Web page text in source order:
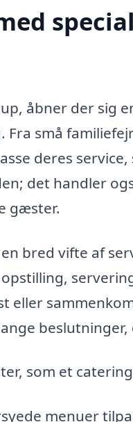
åbner der sig
små
deres
det handler
gæster.
bred vifte af
eller
som et
menuer